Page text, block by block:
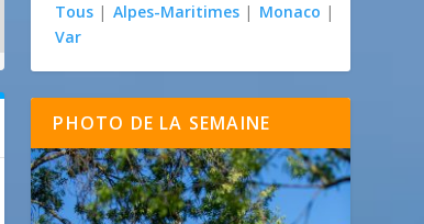
Tous | Alpes-Maritimes | Monaco |
Var
PHOTO DE LA SEMAINE